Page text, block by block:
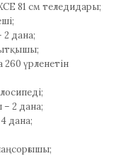
81 см теледидары;
дана;
үрленетін
– 2 дана;
дана;